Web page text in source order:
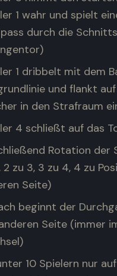
1 wahr und spielt
durch die
1 dribbelt mit dem
und flankt
in den Strafraum
4 schließt auf das
Rotation der
2 zu 3, 3 zu 4, 4 zu
Seite)
beginnt der
Seite (immer
10 Spielern nur